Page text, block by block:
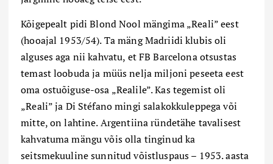
Kõigepealt pidi Blond Nool mängima „Reali” eest
(hooajal 1953/54). Ta mäng Madriidi klubis oli
alguses aga nii kahvatu, et FB Barcelona otsustas
temast loobuda ja müüs nelja miljoni peseeta eest
oma ostuõiguse-osa „Realile”. Kas tegemist oli
„Reali” ja Di Stéfano mingi salakokkuleppega või
mitte, on lahtine. Argentiina ründetähe tavalisest
kahvatuma mängu võis olla tinginud ka
seitsmekuuline sunnitud võistluspaus – 1953. aasta